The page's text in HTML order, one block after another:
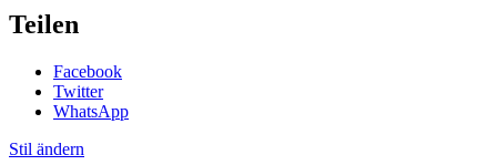
Teilen
Facebook
Twitter
WhatsApp
Stil ändern